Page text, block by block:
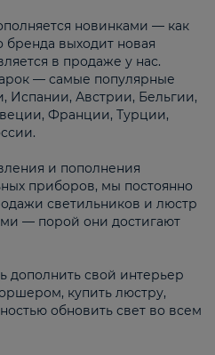
новинками — как
бренда выходит новая
в продаже у нас.
— самые популярные
Испании, Австрии, Бельгии,
Франции, Турции,
и пополнения
приборов, мы постоянно
светильников и люстр
— порой они достигают
дополнить свой интерьер
купить люстру,
обновить свет во всем